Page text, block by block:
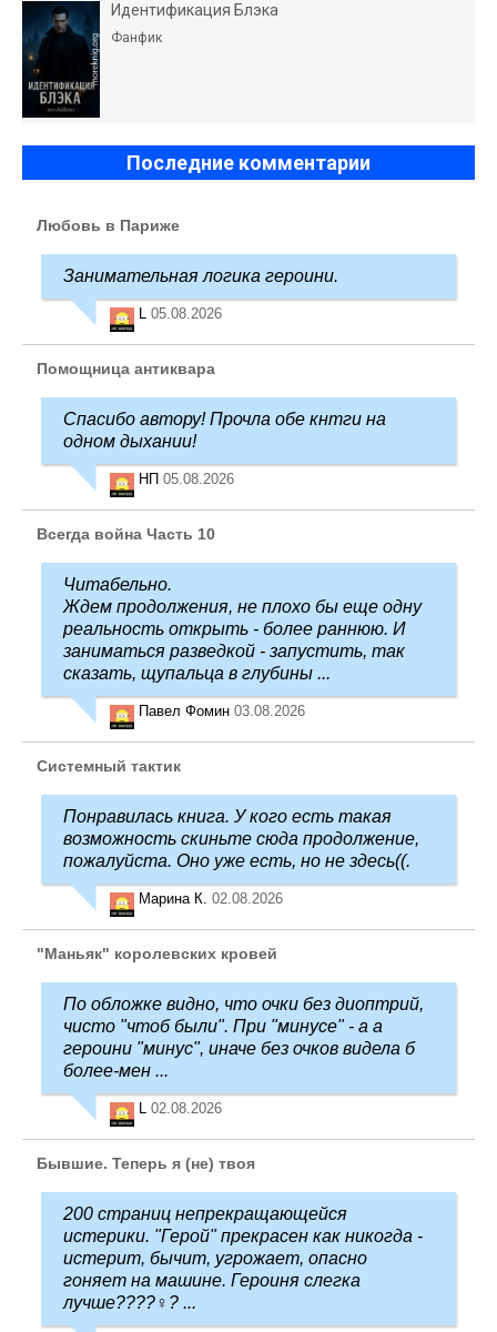
Идентификация Блэка
Фанфик
Последние комментарии
Любовь в Париже
Занимательная логика героини.
L 05.08.2026
Помощница антиквара
Спасибо автору! Прочла обе кнтги на
одном дыхании!
НП 05.08.2026
Всегда война Часть 10
Читабельно.
Ждем продолжения, не плохо бы еще одну
реальность открыть - более раннюю. И
заниматься разведкой - запустить, так
сказать, щупальца в глубины ...
Павел Фомин 03.08.2026
Системный тактик
Понравилась книга. У кого есть такая
возможность скиньте сюда продолжение,
пожалуйста. Оно уже есть, но не здесь((.
Марина К. 02.08.2026
"Маньяк" королевских кровей
По обложке видно, что очки без диоптрий,
чисто "чтоб были". При "минусе" - а а
героини "минус", иначе без очков видела б
более-мен ...
L 02.08.2026
Бывшие. Теперь я (не) твоя
200 страниц непрекращающейся
истерики. "Герой" прекрасен как никогда -
истерит, бычит, угрожает, опасно
гоняет на машине. Героиня слегка
лучше????‍♀️? ...